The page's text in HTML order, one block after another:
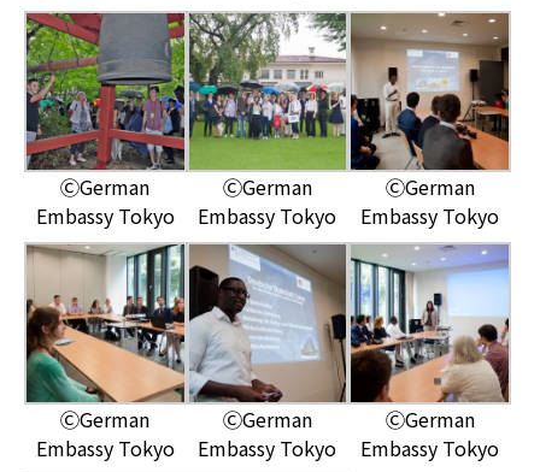
ⒸGerman
Embassy Tokyo
ⒸGerman
Embassy Tokyo
ⒸGerman
Embassy Tokyo
ⒸGerman
Embassy Tokyo
ⒸGerman
Embassy Tokyo
ⒸGerman
Embassy Tokyo